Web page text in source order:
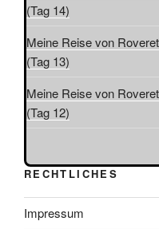
(Tag 14)
Meine Reise von
(Tag 13)
Meine Reise von
(Tag 12)
RECHTLICHES
Impressum